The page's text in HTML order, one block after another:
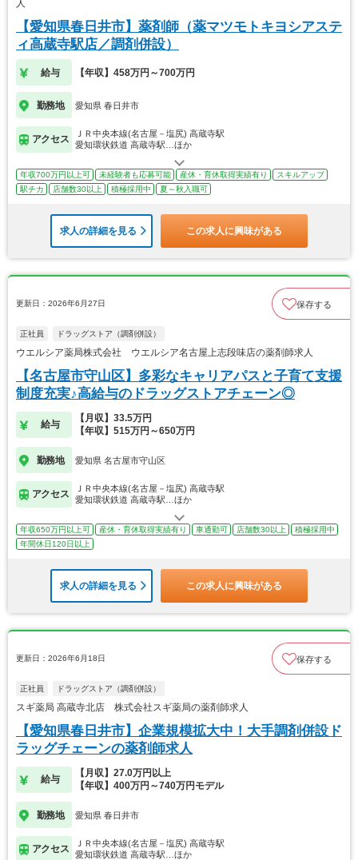
人
【愛知県春日井市】薬剤師（薬マツモトキヨシアステ
ィ高蔵寺駅店／調剤併設）
給与 【年収】458万円～700万円
勤務地 愛知県 春日井市
アクセス
ＪＲ中央本線(名古屋－塩尻) 高蔵寺駅
愛知環状鉄道 高蔵寺駅…ほか
年収700万円以上可 未経験者も応募可能 産休・育休取得実績有り
スキルアップ
駅チカ
店舗数30以上 積極採用中 夏～秋入職可
求人の詳細を見る この求人に興味がある
更新日：2026年6月27日 保存する
正社員 ドラッグストア（調剤併設）
ウエルシア薬局株式会社 ウエルシア名古屋上志段味店の薬剤師求人
【名古屋市守山区】多彩なキャリアパスと子育て支援
制度充実♪高給与のドラッグストアチェーン◎
給与
【月収】33.5万円
【年収】515万円～650万円
勤務地 愛知県 名古屋市守山区
アクセス
ＪＲ中央本線(名古屋－塩尻) 高蔵寺駅
愛知環状鉄道 高蔵寺駅…ほか
年収650万円以上可 産休・育休取得実績有り 車通勤可 店舗数30以上
積極採用中
年間休日120日以上
求人の詳細を見る この求人に興味がある
更新日：2026年6月18日 保存する
正社員 ドラッグストア（調剤併設）
スギ薬局 高蔵寺北店 株式会社スギ薬局の薬剤師求人
【愛知県春日井市】企業規模拡大中！大手調剤併設ド
ラッグチェーンの薬剤師求人
給与
【月収】27.0万円以上
【年収】400万円～740万円モデル
勤務地 愛知県 春日井市
アクセス
ＪＲ中央本線(名古屋－塩尻) 高蔵寺駅
愛知環状鉄道 高蔵寺駅…ほか